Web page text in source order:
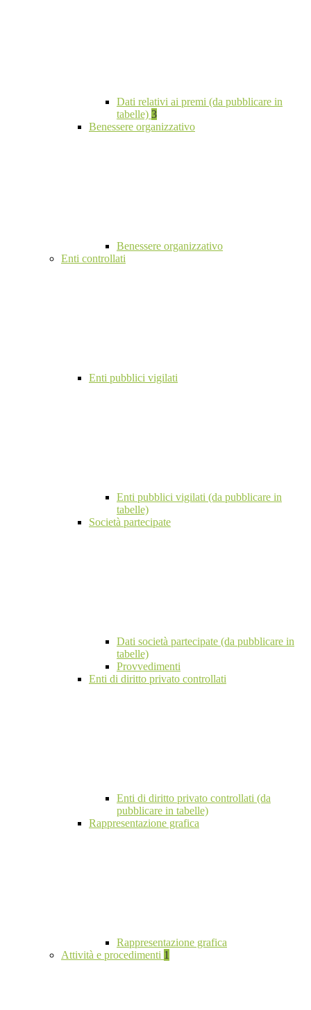
Dati relativi ai premi (da pubblicare in
tabelle) 3
Benessere organizzativo
Benessere organizzativo
Enti controllati
Enti pubblici vigilati
Enti pubblici vigilati (da pubblicare in
tabelle)
Società partecipate
Dati società partecipate (da pubblicare in
tabelle)
Provvedimenti
Enti di diritto privato controllati
Enti di diritto privato controllati (da
pubblicare in tabelle)
Rappresentazione grafica
Rappresentazione grafica
Attività e procedimenti 1